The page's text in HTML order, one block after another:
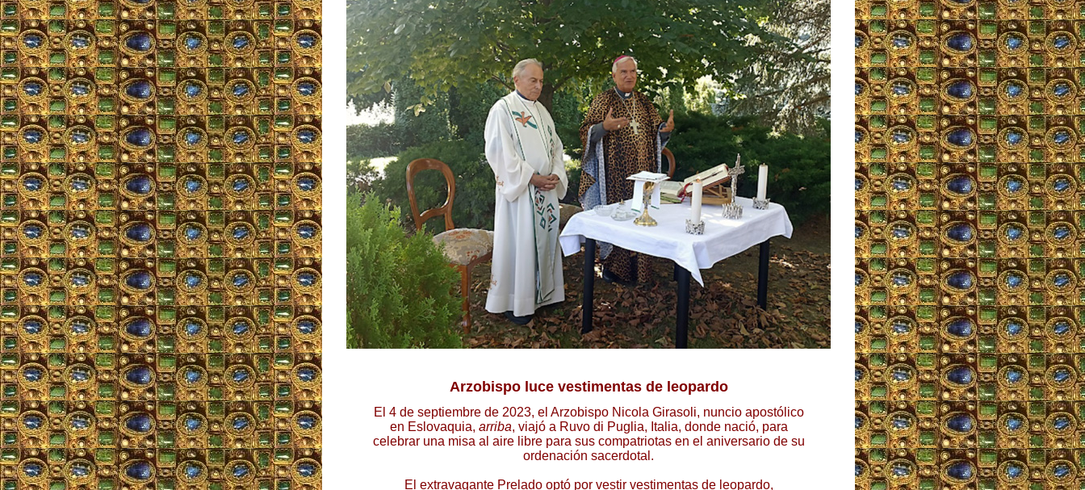
Arzobispo luce vestimentas de leopardo
El 4 de septiembre de 2023, el Arzobispo Nicola Girasoli, nuncio apostólico
en Eslovaquia, arriba, viajó a Ruvo di Puglia, Italia, donde nació, para
celebrar una misa al aire libre para sus compatriotas en el aniversario de su
ordenación sacerdotal.
El extravagante Prelado optó por vestir vestimentas de leopardo,